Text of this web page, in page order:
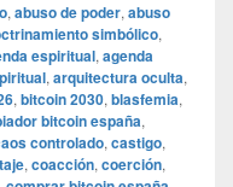
, abuso de poder, abuso
simbólico,
espiritual, agenda
, arquitectura oculta,
, bitcoin 2030, blasfemia,
bitcoin españa,
controlado, castigo,
, coacción, coerción,